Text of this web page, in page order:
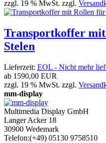
zzgl. 19 % MwSt. zzgl.
Transportkoffer
Stelen
Lieferzeit: EOL - Nicht mehr
ab 1590,00 EUR
zzgl. 19 % MwSt. zzgl.
mm-display
Multimedia Display GmbH
Langer Acker 18
30900 Wedemark
Telefon:(+49) 05130 9758510